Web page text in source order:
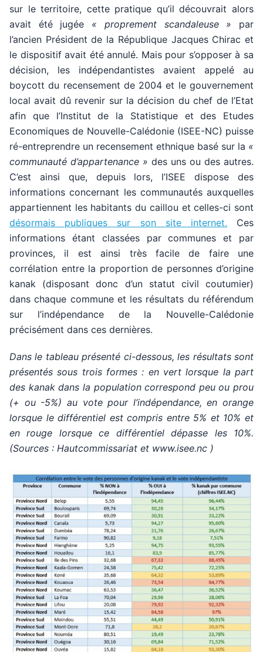
sur le territoire, cette pratique qu’il découvrait alors
avait été jugée « proprement scandaleuse » par
l’ancien Président de la République Jacques Chirac et
le dispositif avait été annulé. Mais pour s’opposer à sa
décision, les indépendantistes avaient appelé au
boycott du recensement de 2004 et le gouvernement
local avait dû revenir sur la décision du chef de l’Etat
afin que l’Institut de la Statistique et des Etudes
Economiques de Nouvelle-Calédonie (ISEE-NC) puisse
ré-entreprendre un recensement ethnique basé sur la «
communauté d’appartenance » des uns ou des autres.
C’est ainsi que, depuis lors, l’ISEE dispose des
informations concernant les communautés auxquelles
appartiennent les habitants du caillou et celles-ci sont
désormais publiques sur son site internet. Ces
informations étant classées par communes et par
provinces, il est ainsi très facile de faire une
corrélation entre la proportion de personnes d’origine
kanak (disposant donc d’un statut civil coutumier)
dans chaque commune et les résultats du référendum
sur l’indépendance de la Nouvelle-Calédonie
précisément dans ces dernières.
Dans le tableau présenté ci-dessous, les résultats sont
présentés sous trois formes : en vert lorsque la part
des kanak dans la population correspond peu ou prou
(+ ou -5%) au vote pour l’indépendance, en orange
lorsque le différentiel est compris entre 5% et 10% et
en rouge lorsque ce différentiel dépasse les 10%.
(Sources : Hautcommissariat et www.isee.nc )